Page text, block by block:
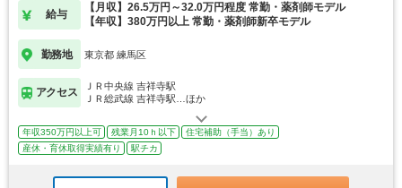
給与
【月収】26.5万円～32.0万円程度 常勤・薬剤師モデル
【年収】380万円以上 常勤・薬剤師新卒モデル
勤務地 東京都 練馬区
アクセス
ＪＲ中央線 吉祥寺駅
ＪＲ総武線 吉祥寺駅…ほか
年収350万円以上可 残業月10ｈ以下
住宅補助（手当）あり
産休・育休取得実績有り
駅チカ